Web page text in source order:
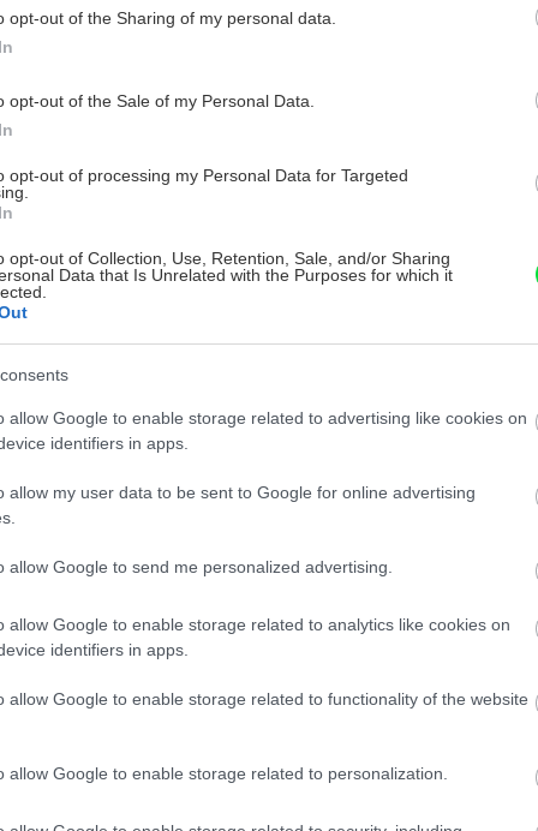
opt-out of the Sharing of my personal data.
opt-out of the Sale of my Personal Data.
opt-out of processing my Personal Data for Targeted
opt-out of Collection, Use, Retention, Sale, and/or Sharing
Data that Is Unrelated with the Purposes for which it
allow Google to enable storage related to advertising like cookies on
identifiers in apps.
allow my user data to be sent to Google for online advertising
allow Google to send me personalized advertising.
allow Google to enable storage related to analytics like cookies on
identifiers in apps.
allow Google to enable storage related to functionality of the website
allow Google to enable storage related to personalization.
dome alebo byte? Jedným z najúčinnejších
je zateplenie domu.
systéme ETICS – teraz
ten správny čas!
EPS prináša výhody nielen v zime;
izolačná vrstva dopomôže k udržiavaniu
zateplite už toto leto, aby ste ušetrili energie
nielen na vykurovanie, ale aj
interiéru. K tomu vám pomôže použitie
polystyrénu v ETICS.
júna 2022
polystyrén je overená klasika
(penový) polystyrén EPS zjednodušuje
životy už viac ako 70 rokov, a to nielen v
užitočnými vlastnosťami. Viete, ktoré sú to?
apríla 2022
pri zatepľovaní domu neveriť? 6
nepravdivých mýtov o
s polystyrénom
keď si veľa ľudí uvedomuje výhody zateplenia